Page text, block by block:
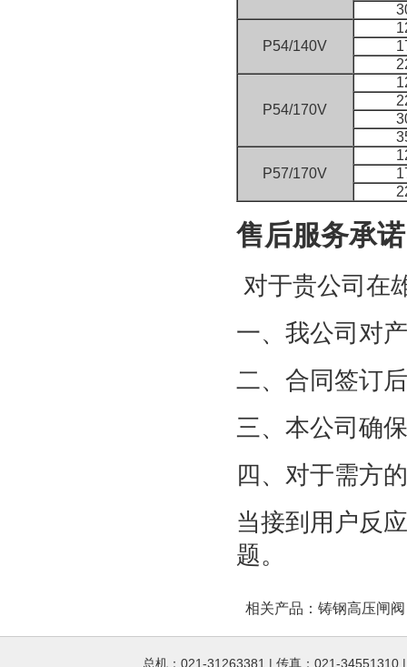
P54/140V
P54/170V
P57/170V
售后服务承诺
对于贵公司在
一、我公司对
二、合同签订
三、本公司确
四、对于需方
当接到用户反
题。
相关产品： 铸钢高压闸阀
总机：021-31263381 | 传真：021-